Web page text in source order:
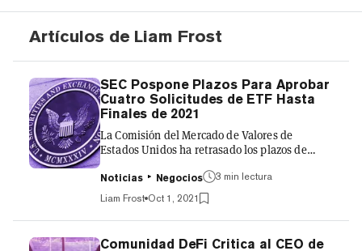
Artículos de Liam Frost
SEC Pospone Plazos Para Aprobar
Cuatro Solicitudes de ETF Hasta
Finales de 2021
La Comisión del Mercado de Valores de
Estados Unidos ha retrasado los plazos de
cotizados) hasta finales de 2021. Se trata de las
solicitudes del Valkyrie XBTO Bitcoin Futures
Fund (ampliado hasta el 8 de diciembre), el
Kryptoin Bitcoin ETF (24 de diciembre), el
WisdomTree Bitcoin Trust (11 de diciembre) y
Noticias Negocios
3 min lectura
Liam Frost Oct 1, 2021
Comunidad DeFi Critica al CEO de